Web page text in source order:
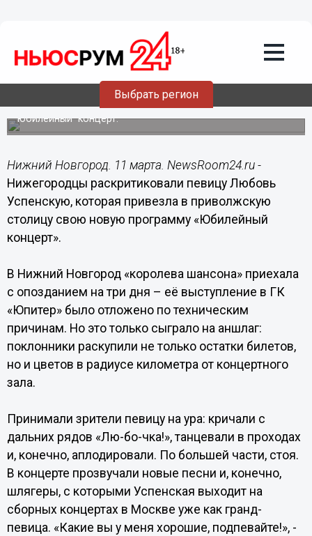
Выбрать регион
11.03.202008:12
Нижегородцы не узнали Любовь
Успенскую
«Королева шансона» дала в Нижнем
юбилейный концерт.
Нижний Новгород. 11 марта. NewsRoom24.ru -
Нижегородцы раскритиковали певицу Любовь
Успенскую, которая привезла в приволжскую
столицу свою новую программу «Юбилейный
концерт».
В Нижний Новгород «королева шансона» приехала
с опозданием на три дня – её выступление в ГК
«Юпитер» было отложено по техническим
причинам. Но это только сыграло на аншлаг:
поклонники раскупили не только остатки билетов,
но и цветов в радиусе километра от концертного
зала.
Принимали зрители певицу на ура: кричали с
дальних рядов «Лю-бо-чка!», танцевали в проходах
и, конечно, аплодировали. По большей части, стоя.
В концерте прозвучали новые песни и, конечно,
шлягеры, с которыми Успенская выходит на
сборных концертах в Москве уже как гранд-
певица. «Какие вы у меня хорошие, подпевайте!», -